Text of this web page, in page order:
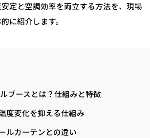
定と空調効率を両立する方法を、現場
に紹介します。
ブースとは？仕組みと特徴
度変化を抑える仕組み
ルカーテンとの違い